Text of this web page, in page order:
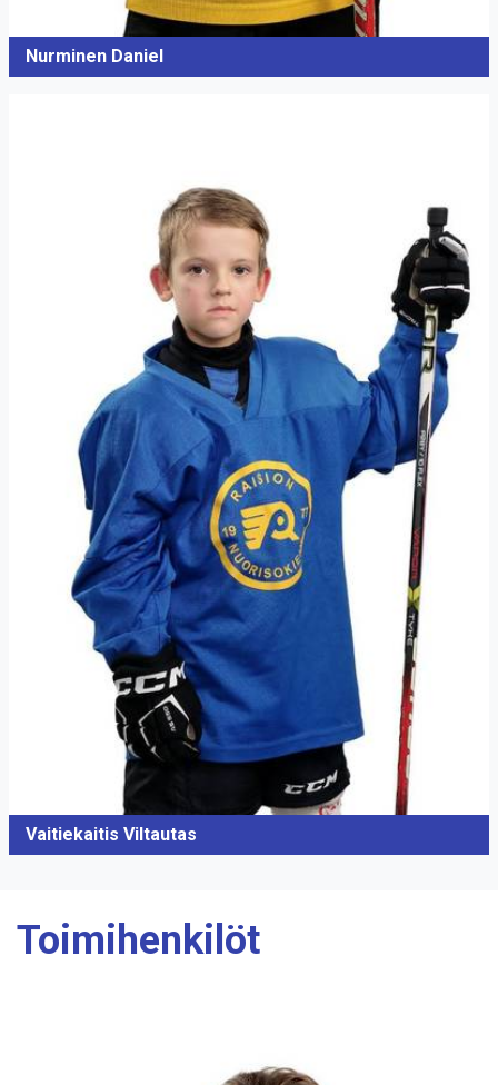
Nurminen Daniel
Vaitiekaitis Viltautas
Toimihenkilöt